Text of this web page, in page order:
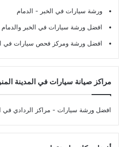
ورشة سيارات في الخبر - الدمام
افضل ورشة سيارات في الخبر والدمام
افضل ورشة ومركز فحص سيارات في
مراكز صيانة سيارات في المدينة
افضل ورشة سيارات - مراكز الردادي في